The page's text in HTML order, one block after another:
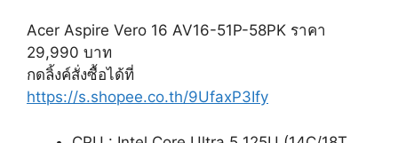
Acer Aspire Vero 16 AV16-51P-58PK ราคา
29,990 บาท
กดลิ้งค์สั่งซื้อได้ที่
https://s.shopee.co.th/9UfaxP3Ify